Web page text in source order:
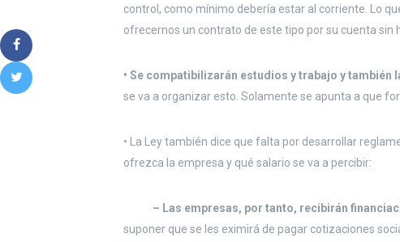
control, como mínimo debería estar al corriente. Lo
ofrecernos un contrato de este tipo por su cuenta sin
• Se compatibilizarán estudios y trabajo y también
se va a organizar esto. Solamente se apunta a que
• La Ley también dice que falta por desarrollar
ofrezca la empresa y qué salario se va a percibir:
– Las empresas, por tanto, recibirán
suponer que se les eximirá de pagar cotizaciones